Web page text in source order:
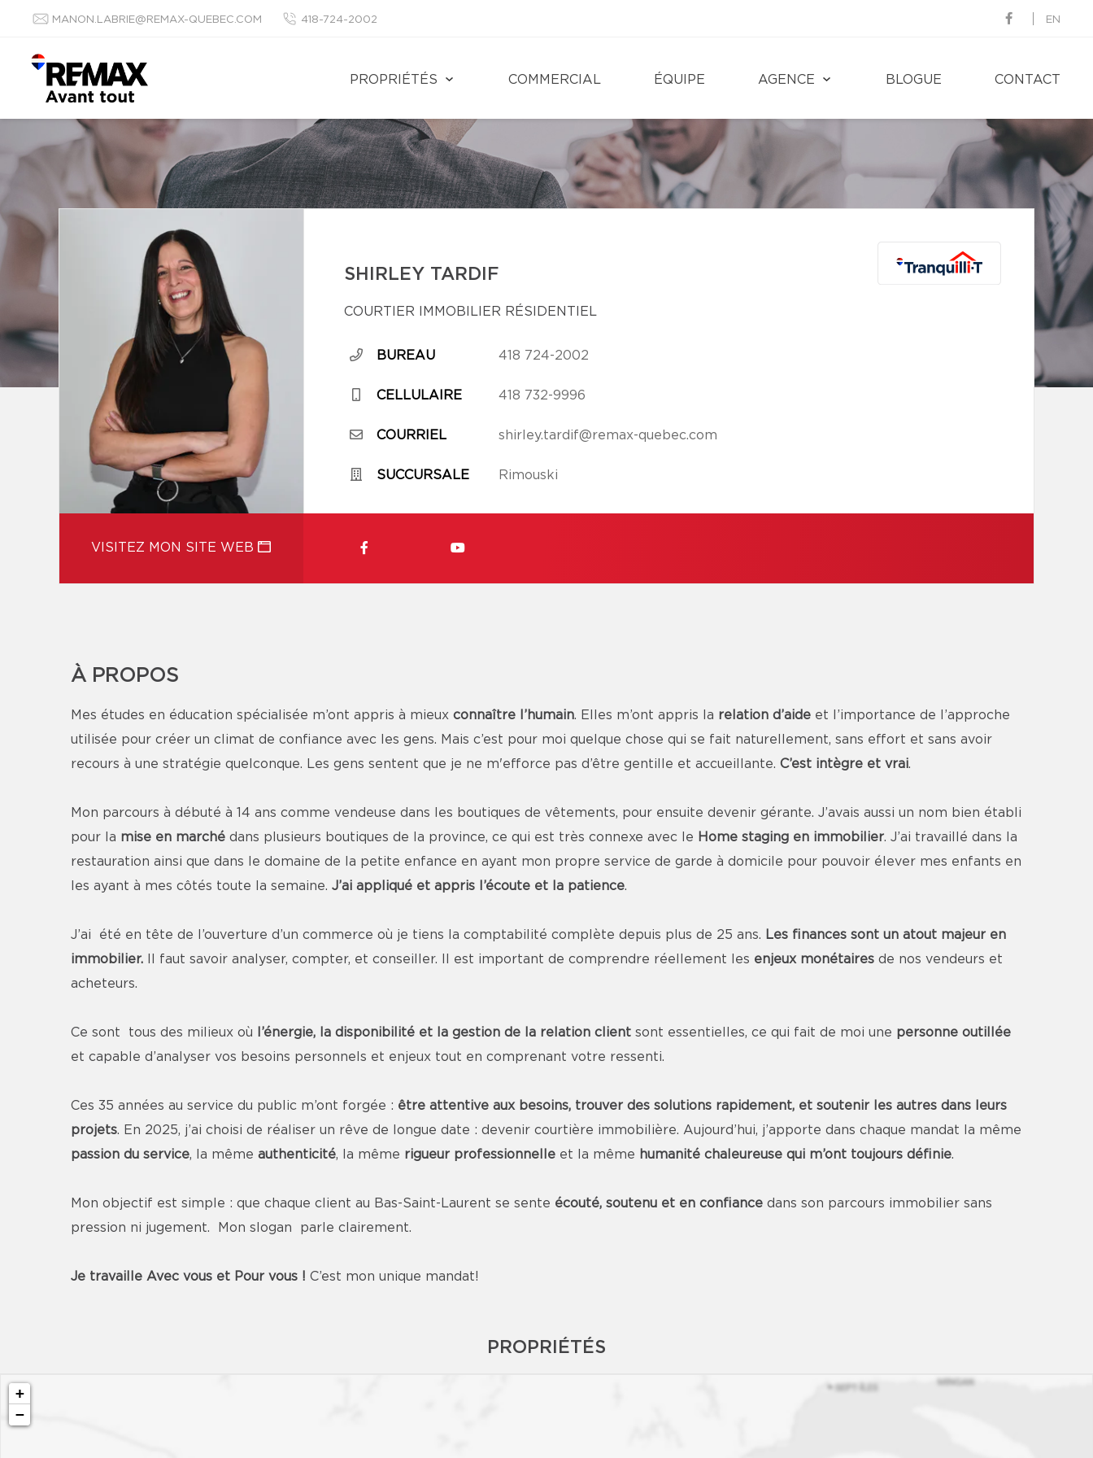
MANON.LABRIE@REMAX-QUEBEC.COM 418-724-2002 EN
PROPRIÉTÉS COMMERCIAL ÉQUIPE AGENCE BLOGUE CONTACT
SHIRLEY TARDIF
COURTIER IMMOBILIER RÉSIDENTIEL
BUREAU 418 724-2002
CELLULAIRE 418 732-9996
COURRIEL shirley.tardif@remax-quebec.com
SUCCURSALE Rimouski
VISITEZ MON SITE WEB
À PROPOS
Mes études en éducation spécialisée m’ont appris à mieux connaître l’humain. Elles m’ont appris la relation d’aide et l’importance de l’approche
utilisée pour créer un climat de confiance avec les gens. Mais c’est pour moi quelque chose qui se fait naturellement, sans effort et sans avoir
recours à une stratégie quelconque. Les gens sentent que je ne m'efforce pas d’être gentille et accueillante. C’est intègre et vrai.
Mon parcours à débuté à 14 ans comme vendeuse dans les boutiques de vêtements, pour ensuite devenir gérante. J’avais aussi un nom bien établi
pour la mise en marché dans plusieurs boutiques de la province, ce qui est très connexe avec le Home staging en immobilier. J’ai travaillé dans la
restauration ainsi que dans le domaine de la petite enfance en ayant mon propre service de garde à domicile pour pouvoir élever mes enfants en
les ayant à mes côtés toute la semaine. J’ai appliqué et appris l’écoute et la patience.
J’ai été en tête de l’ouverture d’un commerce où je tiens la comptabilité complète depuis plus de 25 ans. Les finances sont un atout majeur en
immobilier. Il faut savoir analyser, compter, et conseiller. Il est important de comprendre réellement les enjeux monétaires de nos vendeurs et
acheteurs.
Ce sont tous des milieux où l’énergie, la disponibilité et la gestion de la relation client sont essentielles, ce qui fait de moi une personne outillée
et capable d’analyser vos besoins personnels et enjeux tout en comprenant votre ressenti.
Ces 35 années au service du public m’ont forgée : être attentive aux besoins, trouver des solutions rapidement, et soutenir les autres dans leurs
projets. En 2025, j’ai choisi de réaliser un rêve de longue date : devenir courtière immobilière. Aujourd’hui, j’apporte dans chaque mandat la même
passion du service, la même authenticité, la même rigueur professionnelle et la même humanité chaleureuse qui m’ont toujours définie.
Mon objectif est simple : que chaque client au Bas-Saint-Laurent se sente écouté, soutenu et en confiance dans son parcours immobilier sans
pression ni jugement. Mon slogan parle clairement.
Je travaille Avec vous et Pour vous ! C’est mon unique mandat!
PROPRIÉTÉS
+
−